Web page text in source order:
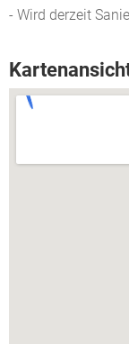
- Wird derzeit